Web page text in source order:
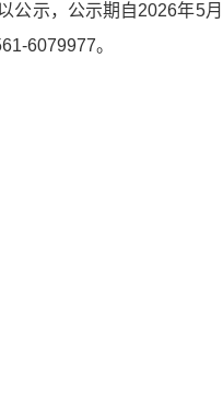
公示，公示期自2026年5
6079977。